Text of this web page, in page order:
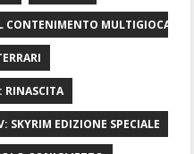
CONTENIMENTO MULTIGIOCATORE
RINASCITA
SKYRIM EDIZIONE SPECIALE